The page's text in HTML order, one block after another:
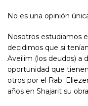
No es una opinión
Nosotros estudiamos
decidimos que si
Aveilim (los deudos) a
oportunidad que
otros por el Rab.
años en Shajarit su